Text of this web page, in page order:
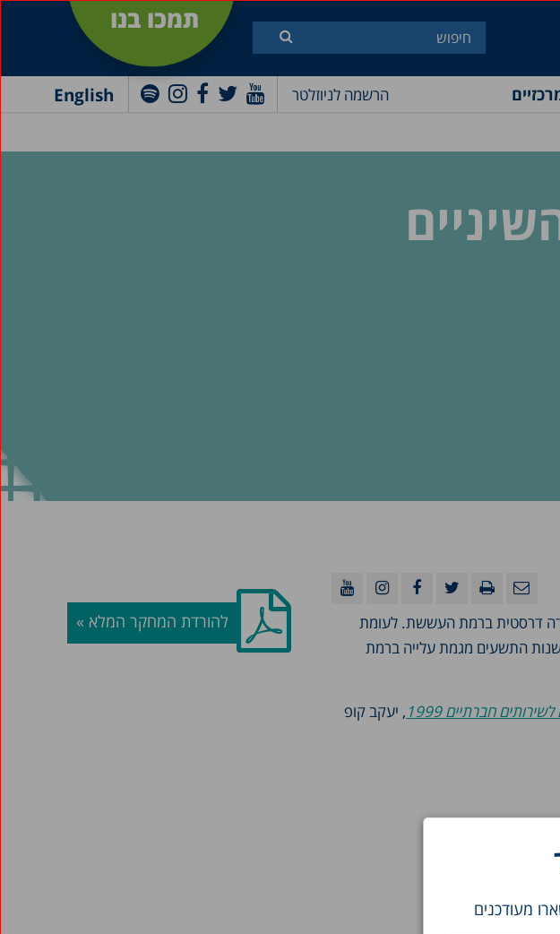
תמכו בנו
הרשמה לניוזלטר English
מעודכנים
להורדת המחקר המלא »
דרסטית ברמת העששת. לעומת
התשעים מגמת עלייה ברמת
חברתיים 1999
, יעקב קופ